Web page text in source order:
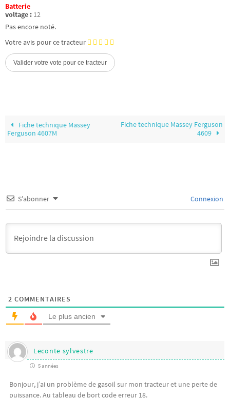
Batterie
voltage : 12
Pas encore noté.
Votre avis pour ce tracteur
Fiche technique Massey
Ferguson 4607M
Fiche technique Massey Ferguson
4609
S’abonner Connexion
2 COMMENTAIRES
Le plus ancien
Leconte sylvestre
5 années
Bonjour, j’ai un problème de gasoil sur mon tracteur et une perte de
puissance. Au tableau de bort code erreur 18.